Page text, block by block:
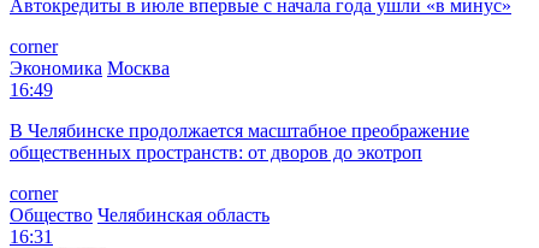
Автокредиты в июле впервые с начала года ушли «в минус»
corner
Экономика Москва
16:49
В Челябинске продолжается масштабное преображение
общественных пространств: от дворов до экотроп
corner
Общество Челябинская область
16:31